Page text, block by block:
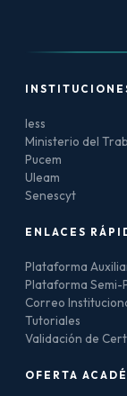
Iess
Ministerio del
Pucem
Uleam
Senescyt
ENLACES
Plataforma
Plataforma Semi-
Correo
Tutoriales
Validación de
OFERTA